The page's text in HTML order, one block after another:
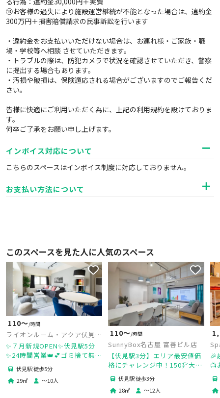
⑬お客様の過失により施設運営継続が不能となった場合は、違約金
300万円＋損害賠償請求の民事訴訟を行います
・違約金をお支払いいただけない場合は、お連れ様・ご家族・職
場・学校等へ相談 させていただきます。
・トラブルの際は、防犯カメラで状況を確認させていただき、警察
に提出する場合もあります。
・汚損や破損は、保険適応される場合がございますのでご報告くだ
さい。
皆様に快適にご利用いただく為に、上記の利用規約を設けておりま
す。
何卒ご了承をお願い申し上げます。
インボイス対応について
こちらのスペースはインボイス制度に対応しておりません。
お支払い方法について
このスペースを見た人に人気のスペース
110〜/時間
ライオンルーム・アクア伏見
24
✨７月新規OPEN✨伏見駅5分
✨24時間営業👑💕ゴミ捨て無料
🗑️プロジェクターで映画鑑賞🎬
伏見駅 徒歩5分
29㎡ 〜10人
110〜/時間
SunnyBox名古屋 富善ビル店
【伏見駅3分】エリア最安値価
格にチャレンジ中！150㌅大型
スクリーン🎥綺麗な内装と空間
で快適にお過ごしいただけます
✨
伏見駅 徒歩3分
28㎡ 〜12人
イ
🎉
📺